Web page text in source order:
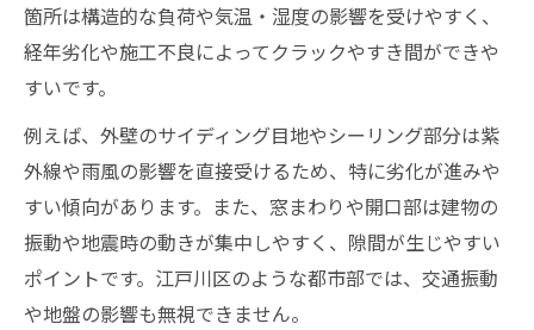
箇所は構造的な負荷や気温・湿度の影響を受けやすく、
経年劣化や施工不良によってクラックやすき間ができや
すいです。
例えば、外壁のサイディング目地やシーリング部分は紫
外線や雨風の影響を直接受けるため、特に劣化が進みや
すい傾向があります。また、窓まわりや開口部は建物の
振動や地震時の動きが集中しやすく、隙間が生じやすい
ポイントです。江戸川区のような都市部では、交通振動
や地盤の影響も無視できません。